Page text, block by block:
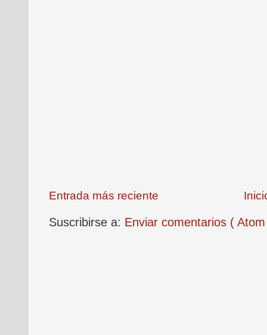
Entrada más reciente
Suscribirse a: Enviar comentarios (